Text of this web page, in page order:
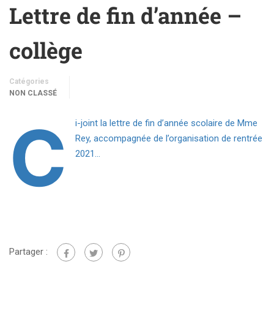
Lettre de fin d’année –
collège
Catégories
NON CLASSÉ
C
i-joint la lettre de fin d’année scolaire de Mme
Rey, accompagnée de l’organisation de rentrée
2021…
Partager :